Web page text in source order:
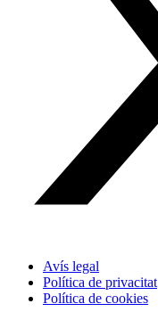
Avís legal
Política de privacitat
Política de cookies